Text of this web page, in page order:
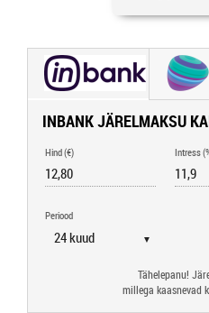
INBANK JÄRELMAKSU
Hind (€) Intress
Periood
▼
Tähelepanu!
millega kaasnevad